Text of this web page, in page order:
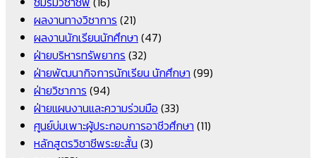
ผลงานทางวิชาการ (21)
ผลงานนักเรียนนักศึกษา (47)
ฝ่ายบริหารทรัพยากร (32)
ฝ่ายพัฒนากิจการนักเรียน นักศึกษา (99)
ฝ่ายวิชาการ (94)
ฝ่ายแผนงานและความร่วมมือ (33)
ศูนย์บ่มเพาะผู้ประกอบการอาชีวศึกษา (11)
หลักสูตรวิชาชีพระยะสั้น (3)